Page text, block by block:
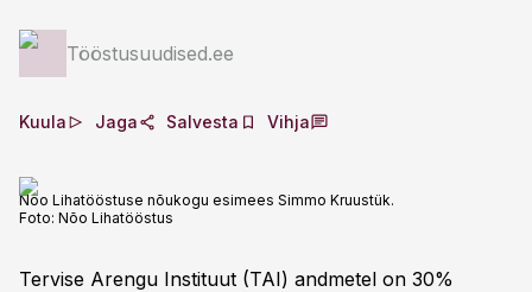
Tööstusuudised.ee
Kuula Jaga Salvesta Vihja
Nõo Lihatööstuse nõukogu esimees Simmo Kruustük.
Foto: Nõo Lihatööstus
Tervise Arengu Instituut (TAI) andmetel on 30%